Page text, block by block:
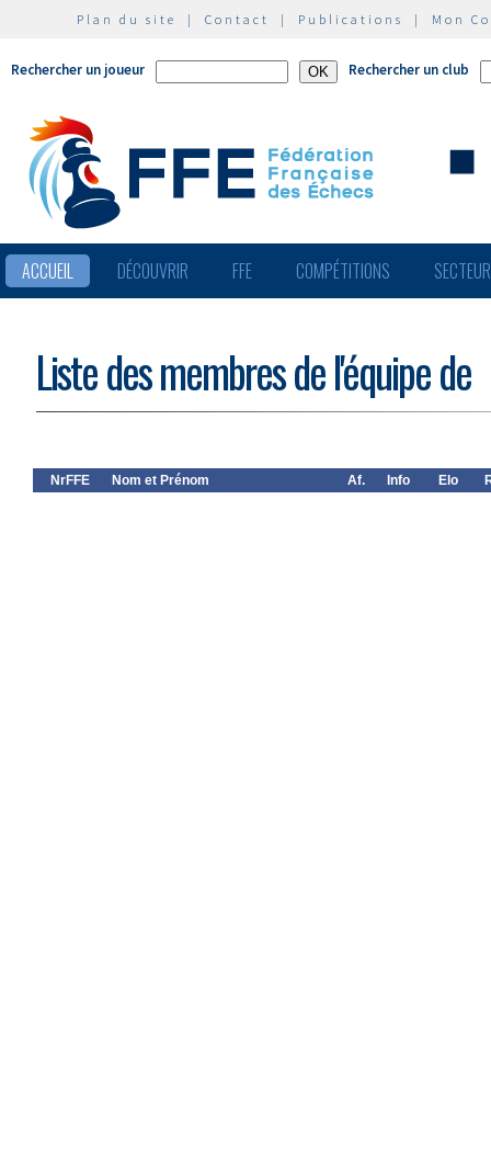
Plan du site | Contact | Publications | Mon
Rechercher un joueur Rechercher un club
ACCUEIL DÉCOUVRIR FFE COMPÉTITIONS
Liste des membres de l'équipe de
NrFFE Nom et Prénom Af. Info Elo